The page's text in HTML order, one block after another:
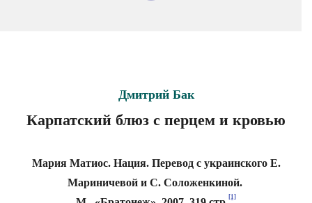
Дмитрий Бак
Карпатский блюз с перцем и кровью
Мария Матиос. Нация. Перевод с украинского Е.
Мариничевой и С. Соложенкиной.
[1]